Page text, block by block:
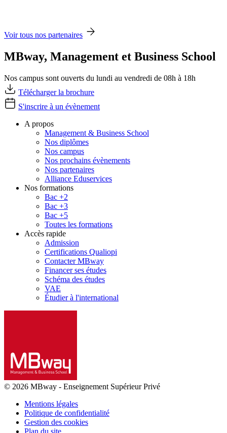
Voir tous nos partenaires
MBway, Management et Business School
Nos campus sont ouverts du lundi au vendredi de 08h à 18h
Télécharger la brochure
S'inscrire à un évènement
A propos
Management & Business School
Nos diplômes
Nos campus
Nos prochains évènements
Nos partenaires
Alliance Eduservices
Nos formations
Bac +2
Bac +3
Bac +5
Toutes les formations
Accès rapide
Admission
Certifications Qualiopi
Contacter MBway
Financer ses études
Schéma des études
VAE
Étudier à l'international
© 2026 MBway - Enseignement Supérieur Privé
Mentions légales
Politique de confidentialité
Gestion des cookies
Plan du site